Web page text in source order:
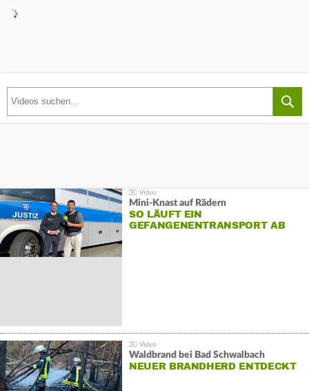
Mini-Knast auf Rädern
SO LÄUFT EIN
GEFANGENENTRANSPORT AB
Waldbrand bei Bad Schwalbach
NEUER BRANDHERD ENTDECKT